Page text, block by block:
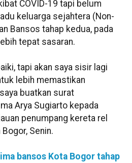
COVID-19 tapi belum
keluarga sejahtera (Non-
Bansos tahap kedua, pada
tepat sasaran.
tapi akan saya sisir lagi
lebih memastikan
buatkan surat
Arya Sugiarto kepada
penumpang kereta rel
Senin.
bansos Kota Bogor tahap